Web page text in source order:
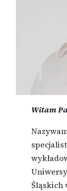
Witam
Śląskich